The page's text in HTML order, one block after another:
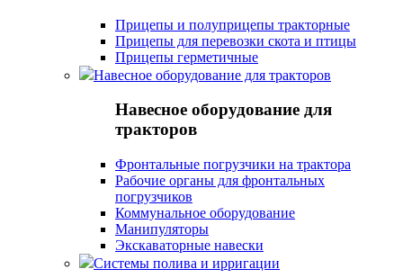
Прицепы и полуприцепы тракторные
Прицепы для перевозки скота и птицы
Прицепы герметичные
Навесное оборудование для тракторов
Навесное оборудование для
тракторов
Фронтальные погрузчики на трактора
Рабочие органы для фронтальных
погрузчиков
Коммунальное оборудование
Манипуляторы
Экскаваторные навески
Системы полива и ирригации